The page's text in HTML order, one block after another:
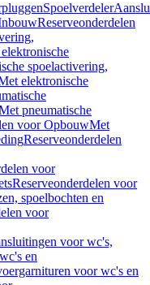
Spoelverdeler
Reserveonderdelen
spoelactivering,
elektronische
pneumatische
voor OpbouwMet
Reserveonderdelen
voor
Reserveonderdelen voor
spoelbochten en
voor
voor wc's,
en
voor wc's en